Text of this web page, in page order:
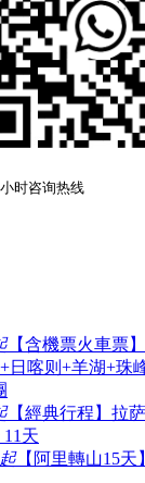
时咨询热线
【含機票火車票
日喀则+羊湖+珠
【經典行程】拉
天
【阿里轉山15天